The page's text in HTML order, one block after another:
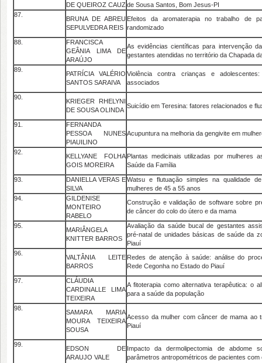
DE QUEIROZ CAUZ de Sousa Santos, Bom Jesus-PI
87.
BRUNA DE ABREU
SEPULVEDRA REIS
Efeitos da aromaterapia no trabalho de
randomizado
88.
FRANCISCA
GEÂNIA LIMA DE
ARAÚJO
As evidências científicas para intervenção
gestantes atendidas no território da Chapada
89.
PATRÍCIA VALÉRIO
SANTOS SARAIVA
Violência contra crianças e
associados
90.
KRIEGER RHELYNI
DE SOUSA OLINDA
Suicídio em Teresina: fatores relacionados e
91.
FERNANDA
PESSOA NUNES
PIAUILINO
Acupuntura na melhoria da gengivite em
92.
KELLYANE FOLHA
GOIS MOREIRA
Plantas medicinais utilizadas por mulheres
Saúde da Família
93.
DANIELLA VERAS E
SILVA
Watsu e flutuação simples na qualidade
mulheres de 45 a 55 anos
94.
GILDENISE
MONTEIRO
RABELO
Construção e validação de software sobre
de câncer do colo do útero e da mama
95.
MARIÂNGELA
KNITTER BARROS
Avaliação da saúde bucal de gestantes
pré-natal de unidades básicas de saúde da
Piauí
96.
VALTÂNIA LEITE
BARROS
Redes de atenção à saúde: análise do
Rede Cegonha no Estado do Piauí
97.
CLÁUDIA
CARDINALLE LIMA
TEIXEIRA
A fitoterapia como alternativa terapêutica: o
para a saúde da população
98.
SAMARA MARIA
MOURA TEIXEIRA
SOUSA
Acesso da mulher com câncer de mama ao
Piauí
99.
EDSON DE
ARAUJO VALE
Impacto da dermolipectomia de abdome
parâmetros antropométricos de pacientes